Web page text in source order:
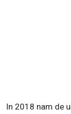
In 2018 nam de